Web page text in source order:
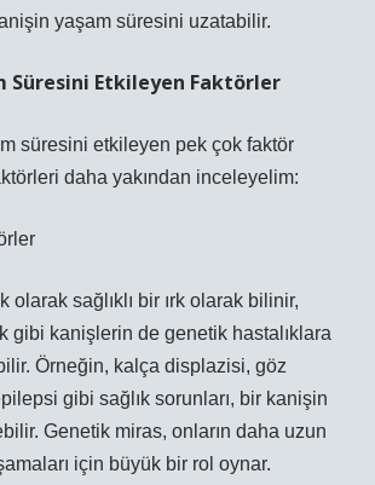
yaşam süresini uzatabilir.
Süresini Etkileyen Faktörler
süresini etkileyen pek çok faktör
daha yakından inceleyelim:
olarak sağlıklı bir ırk olarak bilinir,
gibi kanişlerin de genetik hastalıklara
Örneğin, kalça displazisi, göz
gibi sağlık sorunları, bir kanişin
Genetik miras, onların daha uzun
için büyük bir rol oynar.